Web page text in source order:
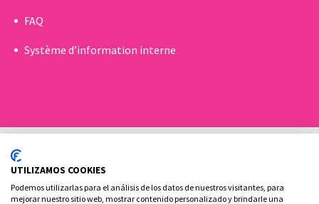
FAQ
Système d’information interne
UTILIZAMOS COOKIES
Podemos utilizarlas para el análisis de los datos de nuestros visitantes, para
mejorar nuestro sitio web, mostrar contenido personalizado y brindarle una